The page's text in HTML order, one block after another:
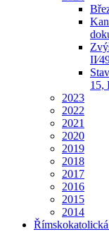
15,
2023
2022
2021
2020
2019
2018
2017
2016
2015
2014